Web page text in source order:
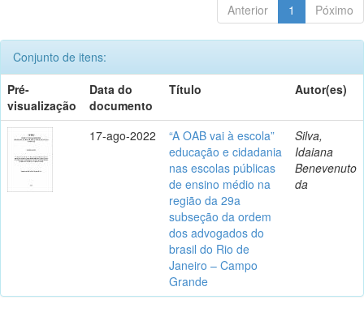
Anterior 1 Póximo
Conjunto de itens:
Pré-
visualização
Data do
documento
Título Autor(es)
17-ago-2022
“A OAB vai à escola”
educação e cidadania
nas escolas públicas
de ensino médio na
região da 29a
subseção da ordem
dos advogados do
brasil do Rio de
Janeiro – Campo
Grande
Silva,
Idaiana
Benevenuto
da